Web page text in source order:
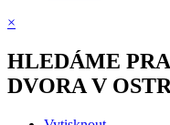
×
HLEDÁME
DVORA V